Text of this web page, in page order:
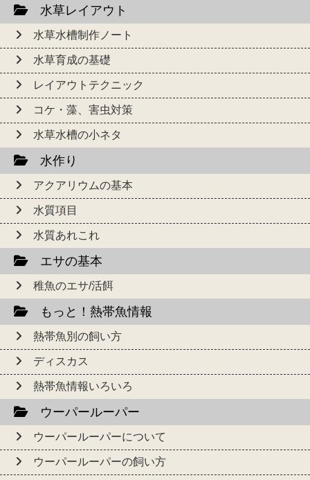
水草レイアウト
水草水槽制作ノート
水草育成の基礎
レイアウトテクニック
コケ・藻、害虫対策
水草水槽の小ネタ
水作り
アクアリウムの基本
水質項目
水質あれこれ
エサの基本
稚魚のエサ/活餌
もっと！熱帯魚情報
熱帯魚別の飼い方
ディスカス
熱帯魚情報いろいろ
ウーパールーパー
ウーパールーパーについて
ウーパールーパーの飼い方